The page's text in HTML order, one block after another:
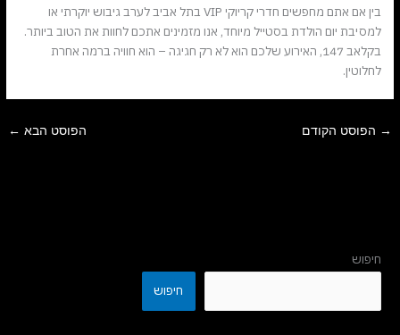
בין אם אתם מחפשים חדרי קריוקי VIP בתל אביב לערב גיבוש יוקרתי או
למסיבת יום הולדת בסטייל מיוחד, אנו מזמינים אתכם לחוות את הטוב ביותר.
בקלאב 147, האירוע שלכם הוא לא רק חגיגה – הוא חוויה ברמה אחרת
לחלוטין.
→ הפוסט הקודם הפוסט הבא ←
חיפוש
חיפוש